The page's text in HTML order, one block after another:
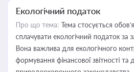
Екологічний податок
Про що тема: Тема стосується
сплачувати екологічний податок за
Вона важлива для екологічного
формування фінансової звітності та